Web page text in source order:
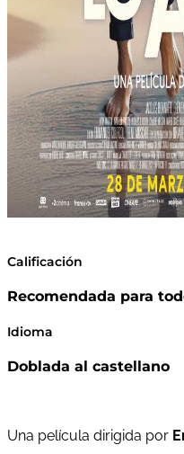
Calificación
Recomendada para
Idioma
Doblada al castellano
Una película dirigida por